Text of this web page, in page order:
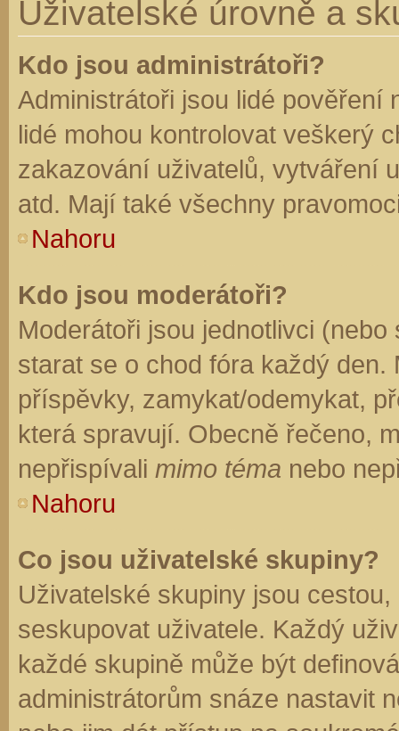
Uživatelské úrovně a
Kdo jsou administrátoři?
Administrátoři jsou lidé pověření
lidé mohou kontrolovat veškerý
zakazování uživatelů, vytváření
atd. Mají také všechny
Nahoru
Kdo jsou moderátoři?
Moderátoři jsou jednotlivci
starat se o chod fóra každý
příspěvky, zamykat/odemykat,
která spravují. Obecně řečeno,
nepřispívali mimo téma nebo
Nahoru
Co jsou uživatelské skupiny?
Uživatelské skupiny jsou
seskupovat uživatele. Každý
každé skupině může být
administrátorům snáze nastavit